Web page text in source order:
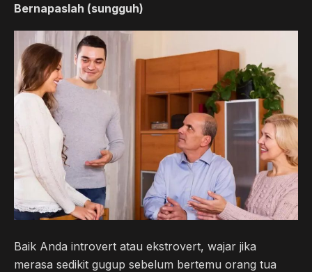
Bernapaslah (sungguh)
Baik Anda introvert atau ekstrovert, wajar jika
merasa sedikit gugup sebelum bertemu orang tua